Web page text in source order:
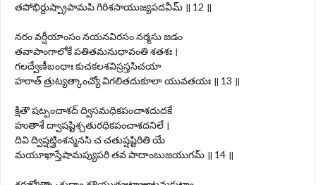
తపోభిర్దుష్ప్రాపామపి గిరిశసాయుజ్యపదవీమ్ ॥ 12 ॥
నరం వర్షీయాంసం నయనవిరసం నర్మసు జడం
తవాపాంగాలోకే పతితమనుధావంతి శతశః ।
గలద్వేణీబంధాః కుచకలశవిస్రస్తసిచయా
హఠాత్ త్రుట్యత్కాంచ్యో విగలితదుకూలా యువతయః ॥ 13 ॥
క్షితౌ షట్పంచాశద్ ద్విసమధికపంచాశదుదకే
హుతాశే ద్వాషష్టిశ్చతురధికపంచాశదనిలే ।
దివి ద్విష్షట్త్రింశన్మనసి చ చతుష్షష్టిరితి యే
మయూఖాస్తేషామప్యుపరి తవ పాదాంబుజయుగమ్ ॥ 14 ॥